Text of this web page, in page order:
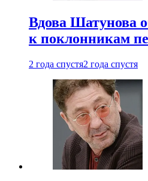
Вдова Шатунова
к поклонникам
2 года спустя2 года спустя